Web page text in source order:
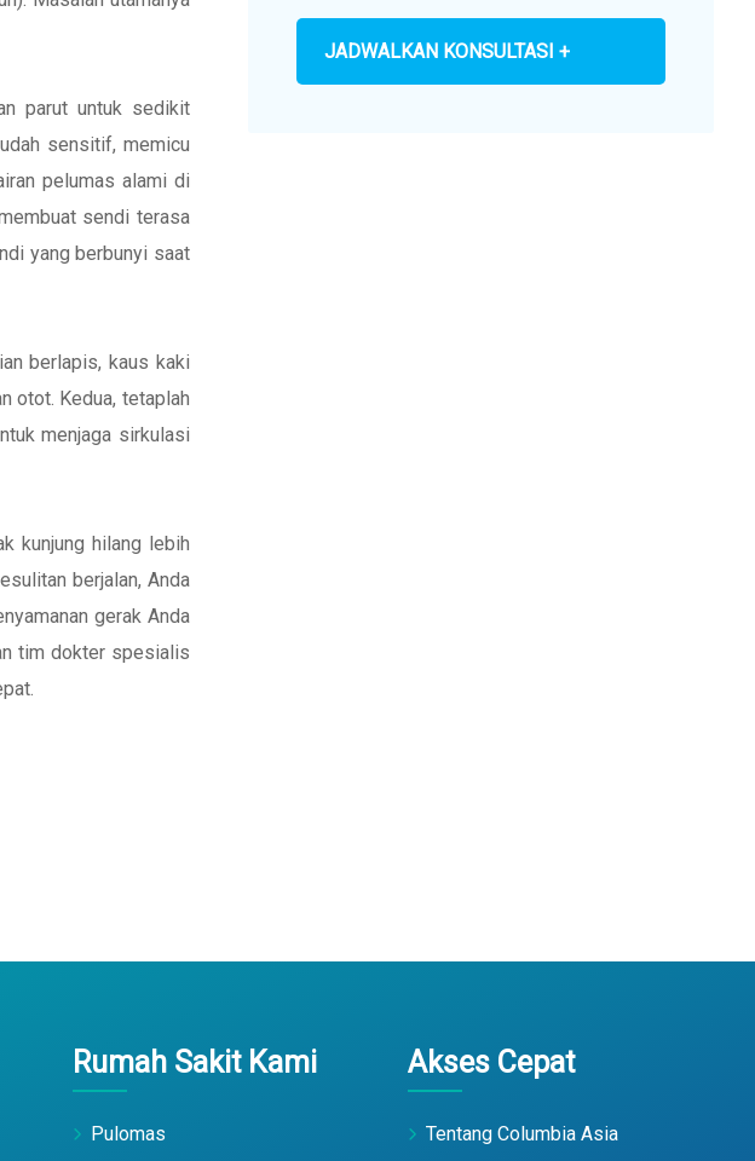
parut untuk sedikit
sensitif, memicu
pelumas alami di
sendi terasa
yang berbunyi saat
berlapis, kaus kaki
otot. Kedua, tetaplah
menjaga sirkulasi
kunjung hilang lebih
berjalan, Anda
gerak Anda
tim dokter spesialis
JADWALKAN KONSULTASI +
Rumah Sakit Kami
Pulomas
Akses Cepat
Tentang Columbia Asia